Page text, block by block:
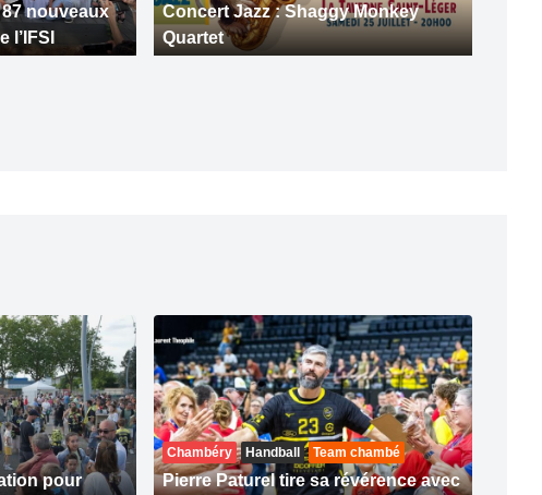
nouveaux
Concert Jazz : Shaggy Monkey
Quartet
pour
Chambéry Handball Team chambé
Pierre Paturel tire sa révérence avec